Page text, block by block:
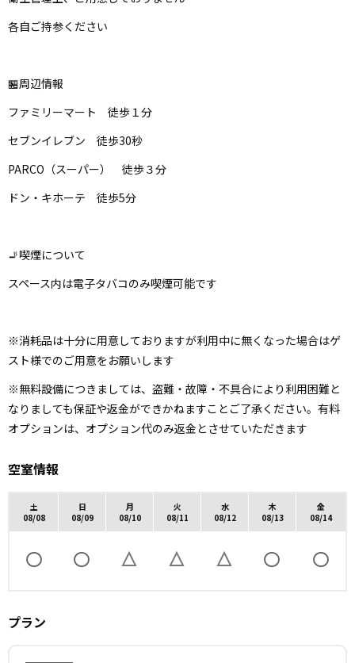
各自ご持参ください
🏪周辺情報
ファミリーマート 徒歩１分
セブンイレブン 徒歩30秒
PARCO（スーパー） 徒歩３分
ドン・キホーテ 徒歩5分
🚬喫煙について
スペース内は電子タバコのみ喫煙可能です
※消耗品は十分に用意しておりますが利用中に無くなった場合はゲ
スト様でのご用意をお願いします
※無料設備につきましては、盗難・故障・不具合により利用困難と
なりましても保証や返金ができかねますことご了承ください。有料
オプションは、オプション代のみ返金とさせていただきます
空室情報
土
08/08
日
08/09
月
08/10
火
08/11
水
08/12
木
08/13
金
08/14
プラン